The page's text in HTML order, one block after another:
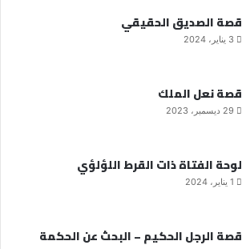
قصة الصديق الحقيقي
3 يناير، 2024
قصة نعل الملك
29 ديسمبر، 2023
لوحة الفتاة ذات القرط اللؤلؤي
1 يناير، 2024
قصة الرجل الحكيم – البحث عن الحكمة